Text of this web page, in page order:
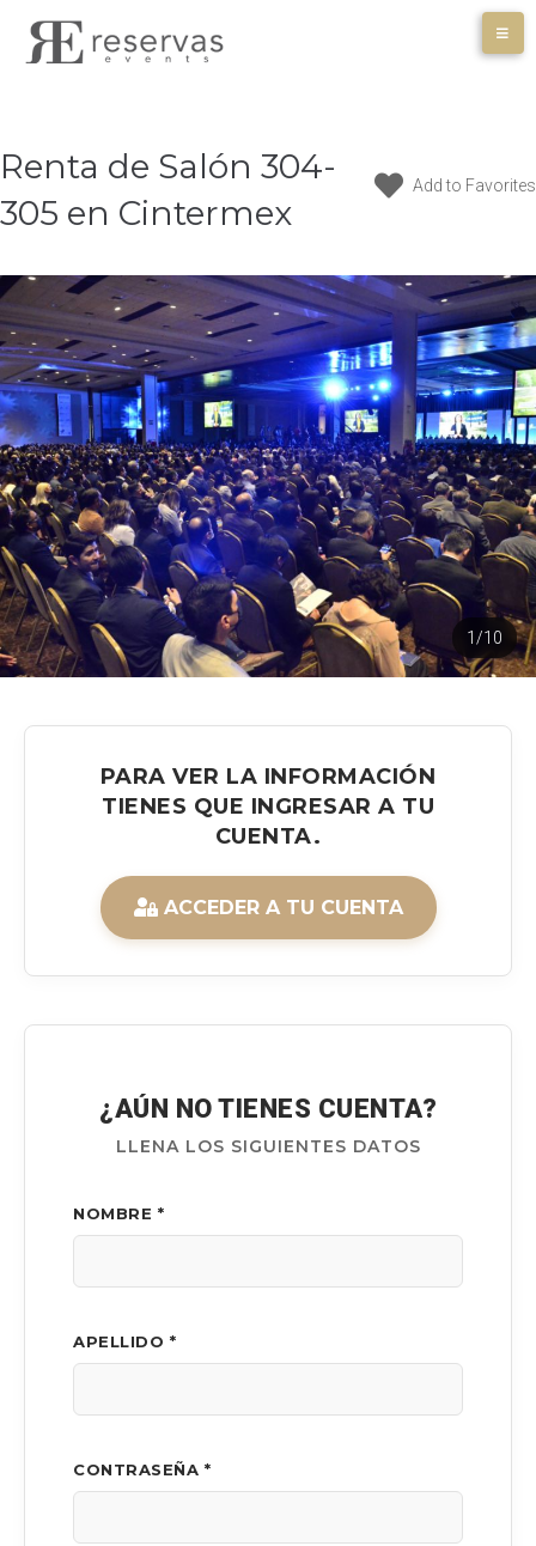
Renta de Salón 304-
305 en Cintermex
Add to Favorites
1/10
PARA VER LA INFORMACIÓN
TIENES QUE INGRESAR A TU
CUENTA.
ACCEDER A TU CUENTA
¿AÚN NO TIENES CUENTA?
LLENA LOS SIGUIENTES DATOS
NOMBRE *
APELLIDO *
CONTRASEÑA *